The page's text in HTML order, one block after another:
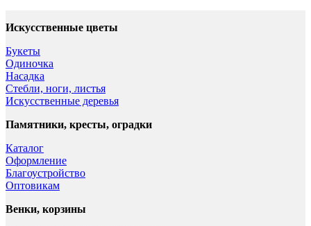
Искусственные цветы
Букеты
Одиночка
Насадка
Стебли, ноги, листья
Искусственные деревья
Памятники, кресты, оградки
Каталог
Оформление
Благоустройство
Оптовикам
Венки, корзины